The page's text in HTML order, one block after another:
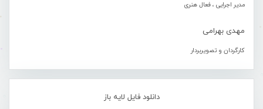
مدیر اجرایی ، فعال هنری
مهدی بهرامی
کارگردان و تصویربردار
دانلود فایل لایه باز